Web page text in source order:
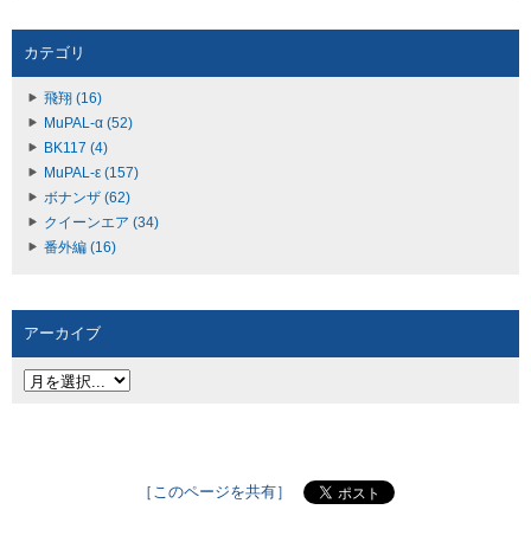
カテゴリ
飛翔 (16)
MuPAL-α (52)
BK117 (4)
MuPAL-ε (157)
ボナンザ (62)
クイーンエア (34)
番外編 (16)
アーカイブ
［このページを共有］